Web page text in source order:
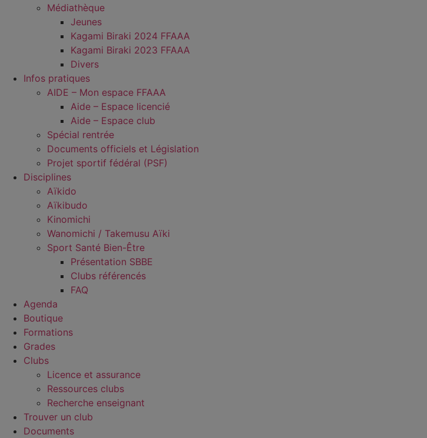
Médiathèque
Jeunes
Kagami Biraki 2024 FFAAA
Kagami Biraki 2023 FFAAA
Divers
Infos pratiques
AIDE – Mon espace FFAAA
Aide – Espace licencié
Aide – Espace club
Spécial rentrée
Documents officiels et Législation
Projet sportif fédéral (PSF)
Disciplines
Aïkido
Aïkibudo
Kinomichi
Wanomichi / Takemusu Aïki
Sport Santé Bien-Être
Présentation SBBE
Clubs référencés
FAQ
Agenda
Boutique
Formations
Grades
Clubs
Licence et assurance
Ressources clubs
Recherche enseignant
Trouver un club
Documents